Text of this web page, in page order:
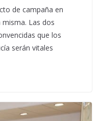
de campaña en
misma. Las dos
que los
serán vitales